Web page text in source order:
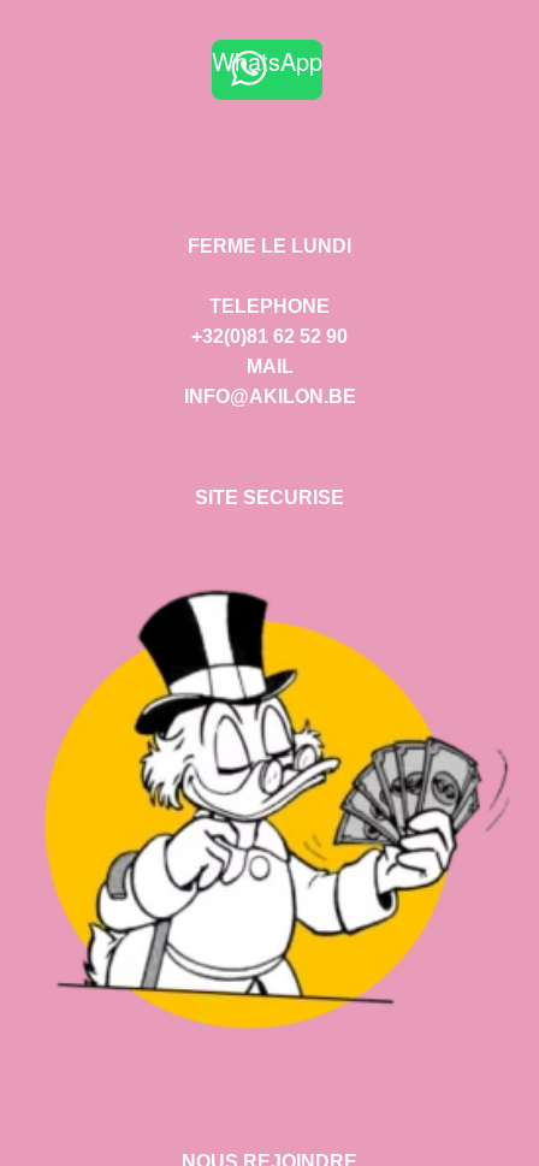
WhatsApp
FERME LE LUNDI
TELEPHONE
+32(0)81 62 52 90
MAIL
INFO@AKILON.BE
SITE SECURISE
NOUS REJOINDRE